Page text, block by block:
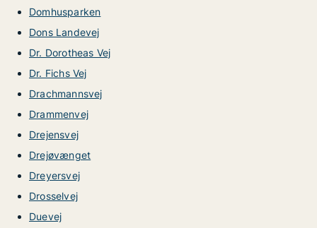
Domhusparken
Dons Landevej
Dr. Dorotheas Vej
Dr. Fichs Vej
Drachmannsvej
Drammenvej
Drejensvej
Drejøvænget
Dreyersvej
Drosselvej
Duevej